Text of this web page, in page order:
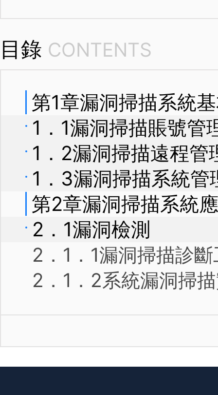
目錄 CONTENTS
第1章漏洞掃描系統
1．1漏洞掃描賬號管
1．2漏洞掃描遠程管
1．3漏洞掃描系統管
第2章漏洞掃描系統
2．1漏洞檢測
2．1．1漏洞掃描診
2．1．2系統漏洞掃